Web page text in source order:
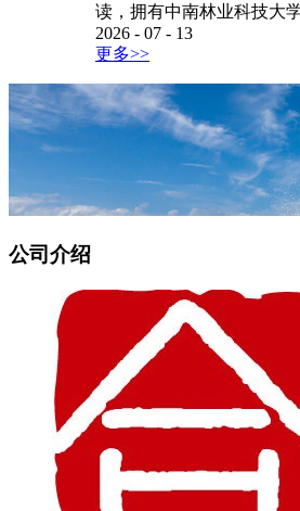
读，拥有中南林业科技大
2026 - 07 - 13
更多>>
公司介绍